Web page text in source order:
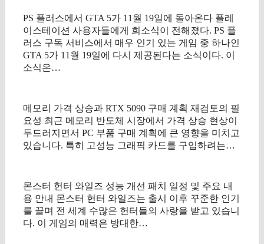
PS 플러스에서 GTA 5가 11월 19일에 돌아온다 플레
이스테이션 사용자들에게 희소식이 전해졌다. PS 플
러스 구독 서비스에서 매우 인기 있는 게임 중 하나인
GTA 5가 11월 19일에 다시 제공된다는 소식이다. 이
소식은…
메모리 가격 상승과 RTX 5090 구매 계획 재검토의 필
요성 최근 메모리 반도체 시장에서 가격 상승 현상이
두드러지면서 PC 부품 구매 계획에 큰 영향을 미치고
있습니다. 특히 고성능 그래픽 카드를 구입하려는…
몬스터 헌터 와일즈 성능 개선 패치 일정 및 주요 내
용 안내 몬스터 헌터 와일즈는 출시 이후 꾸준한 인기
를 끌며 전 세계 수많은 헌터들의 사랑을 받고 있습니
다. 이 게임의 매력은 방대한…